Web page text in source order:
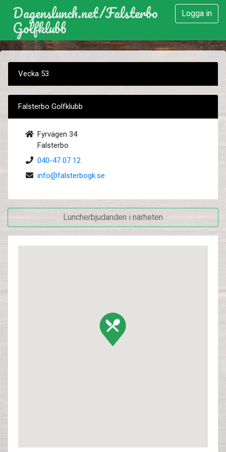
Dagenslunch.net/Falsterbo
Golfklubb
Logga in
Vecka 53
Falsterbo Golfklubb
Fyrvägen 34
Falsterbo
040-47 07 12
info@falsterbogk.se
Luncherbjudanden i närheten